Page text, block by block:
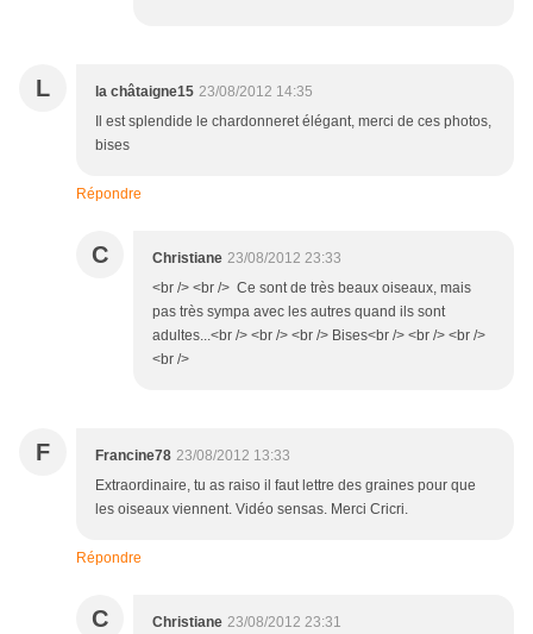
L la châtaigne15 23/08/2012 14:35
Il est splendide le chardonneret élégant, merci de ces photos,
bises
Répondre
C Christiane 23/08/2012 23:33
<br /> <br /> Ce sont de très beaux oiseaux, mais
pas très sympa avec les autres quand ils sont
adultes...<br /> <br /> <br /> Bises<br /> <br /> <br />
<br />
F Francine78 23/08/2012 13:33
Extraordinaire, tu as raiso il faut lettre des graines pour que
les oiseaux viennent. Vidéo sensas. Merci Cricri.
Répondre
C Christiane 23/08/2012 23:31